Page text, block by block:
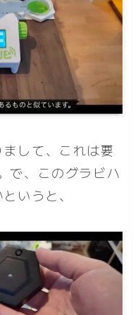
して、これは要
で、このグラビハ
いうと、